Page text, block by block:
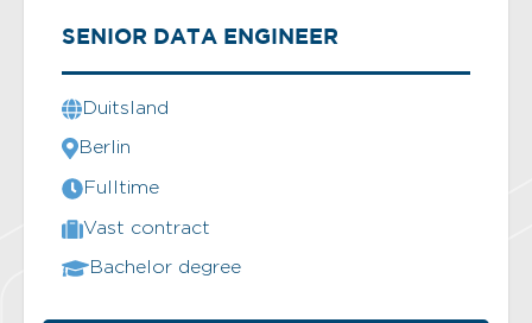
SENIOR DATA ENGINEER
Duitsland
Berlin
Fulltime
Vast contract
Bachelor degree